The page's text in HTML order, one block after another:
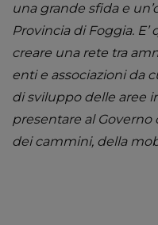
una grande sfida e
Provincia di Foggia. E’
creare una rete tra
enti e associazioni da
di sviluppo delle aree
presentare al
dei cammini, della